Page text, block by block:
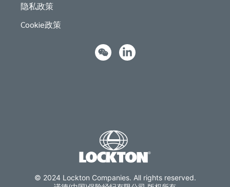
隐私政策
Cookie政策
© 2024 Lockton Companies. All rights reserved.